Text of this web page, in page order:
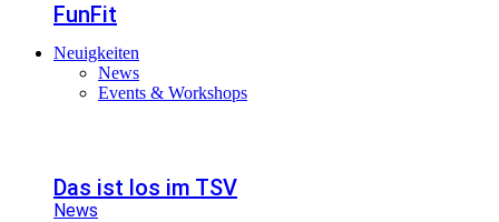
FunFit
Neuigkeiten
News
Events & Workshops
Das ist los im TSV
News